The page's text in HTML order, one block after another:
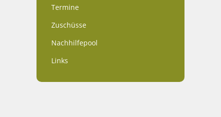
Termine
Zuschüsse
Nachhilfepool
Links